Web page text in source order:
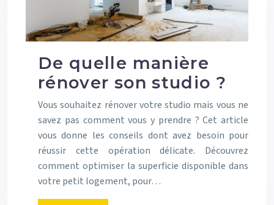
De quelle manière
rénover son studio ?
Vous souhaitez rénover votre studio mais vous ne
savez pas comment vous y prendre ? Cet article
vous donne les conseils dont avez besoin pour
réussir cette opération délicate. Découvrez
comment optimiser la superficie disponible dans
votre petit logement, pour…